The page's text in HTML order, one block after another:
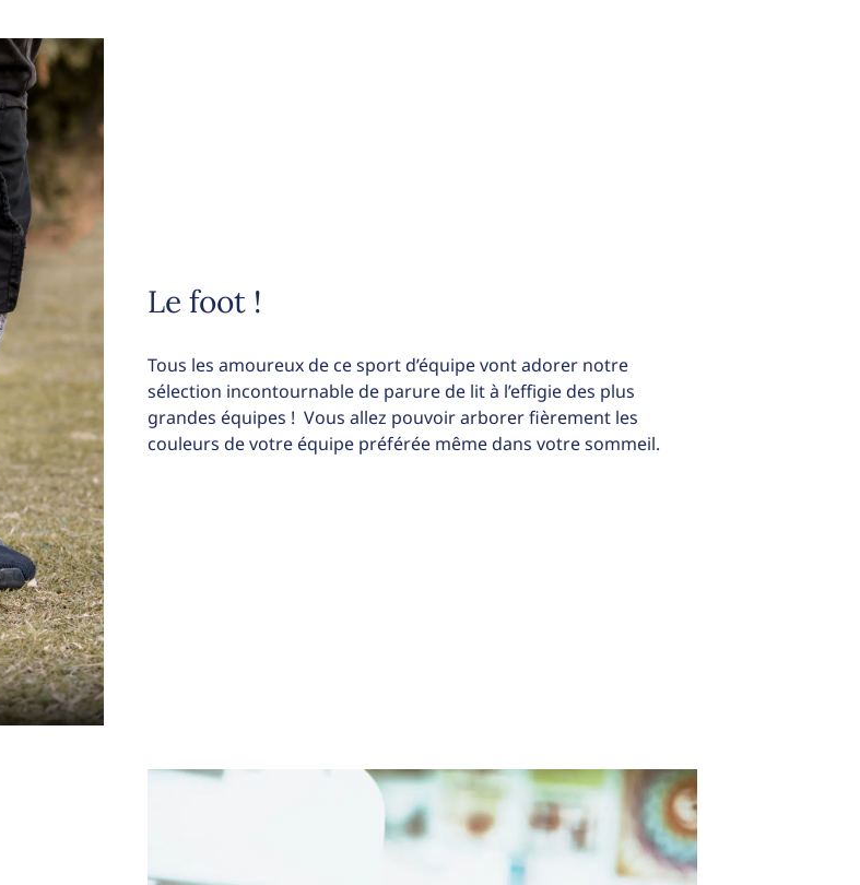
Le foot !
Tous les amoureux de ce sport d’équipe vont adorer notre
sélection incontournable de parure de lit à l’effigie des plus
grandes équipes ! Vous allez pouvoir arborer fièrement les
couleurs de votre équipe préférée même dans votre sommeil.